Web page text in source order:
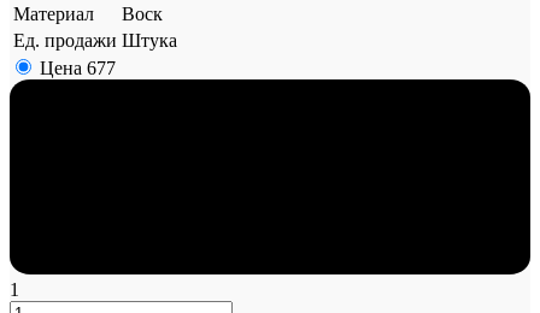
Материал
Воск
Ед. продажи Штука
Цена 677
1